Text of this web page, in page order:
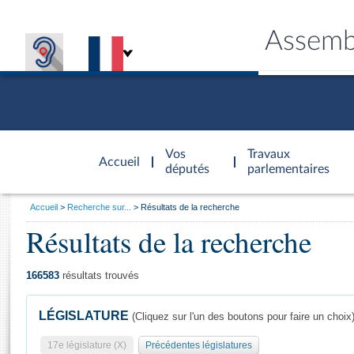
Accueil
d'accueil
Vos
députés
Travaux
parlementaires
Général
Vous
Accueil Recherche sur... Résultats de la recherche
Résultats de la recherche
166583 résultats trouvés
LÉGISLATURE (Cliquez sur l'un des boutons pour faire un choix)
17e législature (X) Précédentes législatures